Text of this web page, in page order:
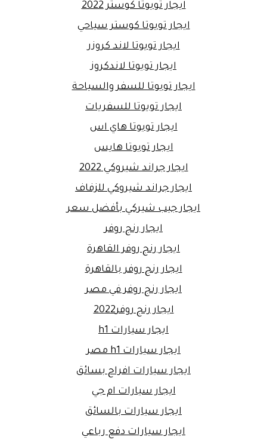
ايجار تويوتا كوستر 2022
ايجار تويوتا كوستر سياحي
ايجار تويوتا لاند كروزر
ايجار تويوتا لاندكروز
ايجار تويوتا للسفر والسياحة
ايجار تويوتا للسفريات
ايجار تويوتا هاي اس
ايجار تويوتا هايس
ايجار جراند شيروكي 2022
ايجار جراند شيروكي للزفاف
ايجار جيب شيركي بأفضل سعر
ايجار رنج روفر
ايجار رنج روفر القاهرة
ايجار رنج روفر بالقاهرة
ايجار رنج روفر في مصر
ايجار رنج روفر2022
ايجار سيارات h1
ايجار سيارات h1 مصر
ايجار سيارات افراح بسائق
ايجار سيارات ام جي
ايجار سيارات بالسائق
ايجار سيارات دفع رباعي